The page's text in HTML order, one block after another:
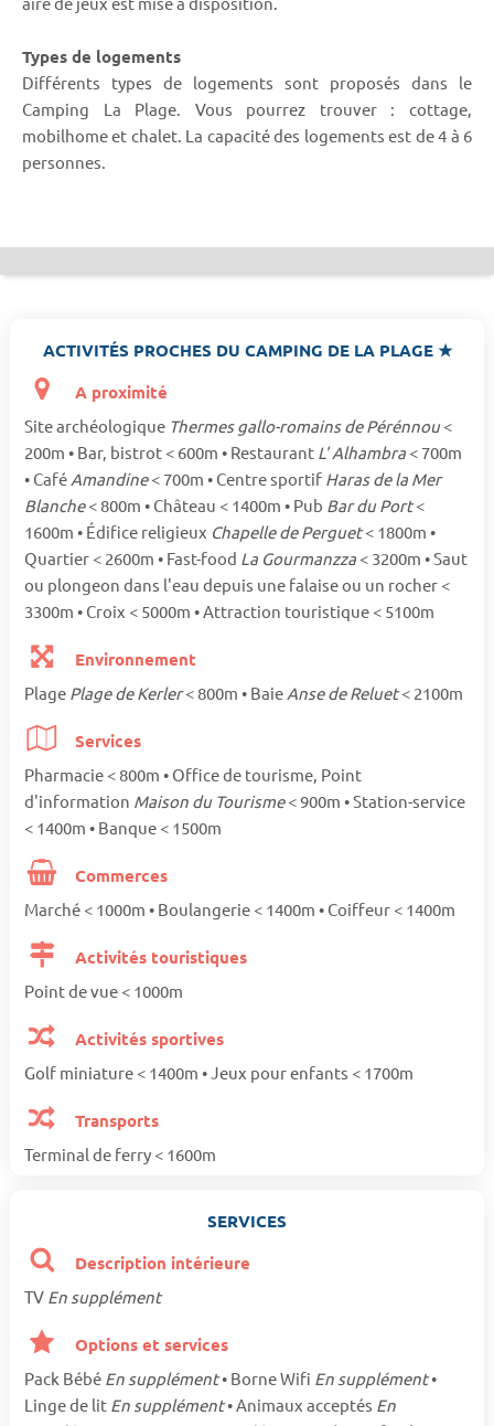
Types de logements
Différents types de logements sont proposés dans le
Camping La Plage. Vous pourrez trouver : cottage,
mobilhome et chalet. La capacité des logements est de 4 à 6
personnes.
ACTIVITÉS PROCHES DU CAMPING DE LA PLAGE ★
A proximité
Site archéologique Thermes gallo-romains de Pérénnou<
200m • Bar, bistrot < 600m • Restaurant L' Alhambra < 700m
• Café Amandine< 700m • Centre sportif Haras de la Mer
Blanche< 800m • Château < 1400m • Pub Bar du Port<
1600m • Édifice religieux Chapelle de Perguet< 1800m •
Quartier < 2600m • Fast-food La Gourmanzza < 3200m • Saut
ou plongeon dans l'eau depuis une falaise ou un rocher <
3300m • Croix < 5000m • Attraction touristique < 5100m
Environnement
Plage Plage de Kerler< 800m • Baie Anse de Reluet< 2100m
Services
Pharmacie < 800m • Office de tourisme, Point
d'information Maison du Tourisme< 900m • Station-service
< 1400m • Banque < 1500m
Commerces
Marché < 1000m • Boulangerie < 1400m • Coiffeur < 1400m
Activités touristiques
Point de vue < 1000m
Activités sportives
Golf miniature < 1400m • Jeux pour enfants < 1700m
Transports
Terminal de ferry < 1600m
SERVICES
Description intérieure
TV En supplément
Options et services
Pack Bébé En supplément• Borne Wifi En supplément•
Linge de lit En supplément• Animaux acceptés En